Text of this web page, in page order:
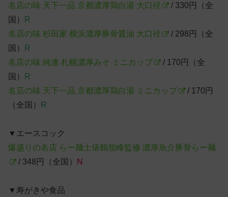
名店の味 天下一品 京都濃厚鶏白湯 大口径
/ 330円（全
国）
R
名店の味 杉田家 横浜濃厚豚骨醤油 大口径
/ 298円（全
国）
R
名店の味 純連 札幌濃厚みそ ミニカップ
/ 170円（全
国）
R
名店の味 天下一品 京都濃厚鶏白湯 ミニカップ
/ 170円
（全国）
R
▼エースコック
爆盛りの名店 らー麺土俵鶴嶺峰監修 濃厚魚介豚骨らー麺
/ 348円（全国）
N
▼寿がきや食品